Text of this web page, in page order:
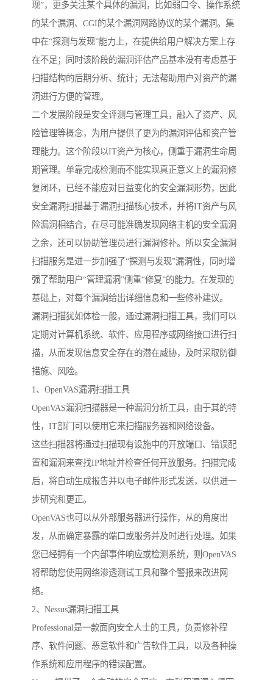
现”，更多关注某个具体的漏洞，比如弱口令、操作系统
的某个漏洞、CGI的某个漏洞网路协议的某个漏洞。集
中在“探测与发现”能力上，在提供给用户解决方案上存
在不足；同时该阶段的漏洞评估产品基本没有考虑基于
扫描结构的后期分析、统计；无法帮助用户对资产的漏
洞进行方便的管理。
二个发展阶段是安全评测与管理工具，融入了资产、风
险管理等概念，为用户提供了更为的漏洞评估和资产管
理能力。这个阶段以IT资产为核心，侧重于漏洞生命周
期管理。单靠完成检测而不能实现真正意义上的漏洞修
复闭环，已经不能应对日益变化的安全漏洞形势，因此
安全漏洞扫描基于漏洞扫描核心技术，并将IT资产与风
险漏洞相结合，在尽可能准确发现网络主机的安全漏洞
之余，还可以协助管理员进行漏洞修补。所以安全漏洞
扫描服务是进一步加强了“探测与发现”漏洞性，同时增
强了帮助用户“管理漏洞”侧重“修复”的能力。在发现的
基础上，对每个漏洞给出详细信息和一些修补建议。
漏洞扫描犹如体检一般，通过漏洞扫描工具，我们可以
定期对计算机系统、软件、应用程序或网络接口进行扫
描，从而发现信息安全存在的潜在威胁，及时采取防御
措施、风险。
1、OpenVAS漏洞扫描工具
OpenVAS漏洞扫描器是一种漏洞分析工具，由于其的特
性，IT部门可以使用它来扫描服务器和网络设备。
这些扫描器将通过扫描现有设施中的开放端口、错误配
置和漏洞来查找IP地址并检查任何开放服务。扫描完成
后，将自动生成报告并以电子邮件形式发送，以供进一
步研究和更正。
OpenVAS也可以从外部服务器进行操作，从的角度出
发，从而确定暴露的端口或服务并及时进行处理。如果
您已经拥有一个内部事件响应或检测系统，则OpenVAS
将帮助您使用网络渗透测试工具和整个警报来改进网
络。
2、Nessus漏洞扫描工具
Professional是一款面向安全人士的工具，负责修补程
序、软件问题、恶意软件和广告软件工具，以及各种操
作系统和应用程序的错误配置。